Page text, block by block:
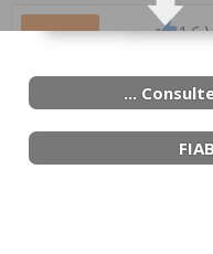
08/20
1.6
1.6
(0)
...